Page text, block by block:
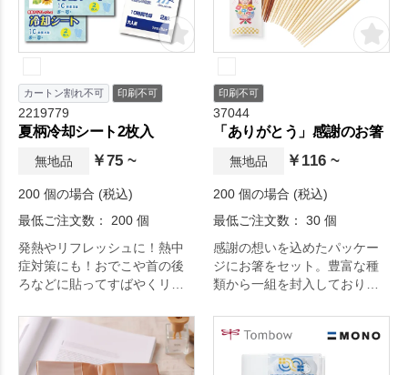
ントです。
カートン割れ不可 印刷不可
2219779
夏柄冷却シート2枚入
無地品 ￥75 ~
200 個の場合 (税込)
最低ご注文数： 200 個
発熱やリフレッシュに！熱中
症対策にも！おでこや首の後
ろなどに貼ってすばやくリフ
印刷不可
37044
「ありがとう」感謝のお箸
無地品 ￥116 ~
200 個の場合 (税込)
最低ご注文数： 30 個
感謝の想いを込めたパッケー
ジにお箸をセット。豊富な種
類から一組を封入しており、